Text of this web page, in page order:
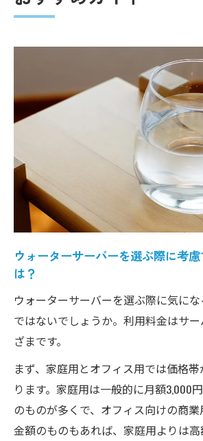
自分にあったウォーターサーバ
価格から見たウォーターサ
利用環境にあわせて価格を
毎月の水の利用量が多い家
一人暮らしでスペースが少
スメ
価格を基準に自分に合った
ウォーターサーバーの価格
ド
ウォーターサーバーの価格
自分のライフスタイルに合
ウォーターサーバーを選ぶ際に考
は？
ウォーターサーバーを選ぶ際に気に
ではないでしょうか。利用料金はサ
ざまです。
まず、家庭用とオフィス用では価格
ります。家庭用は一般的に月額3,000
のものが多くで、オフィス向けの商
金額のものもあれば、家庭用よりは